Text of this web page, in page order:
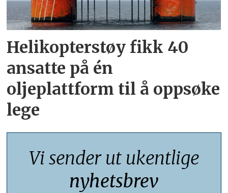
Helikopterstøy fikk 40
ansatte på én
oljeplattform til å oppsøke
lege
Vi sender ut ukentlige
nyhetsbrev